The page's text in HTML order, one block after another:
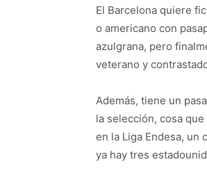
El Barcelona quiere
o americano con
azulgrana, pero
veterano y
Además, tiene un
la selección, cosa
en la Liga Endesa, un
ya hay tres